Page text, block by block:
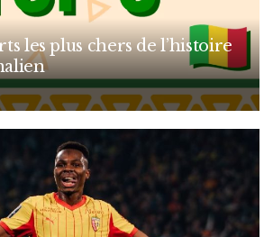
les plus chers de l’histoire